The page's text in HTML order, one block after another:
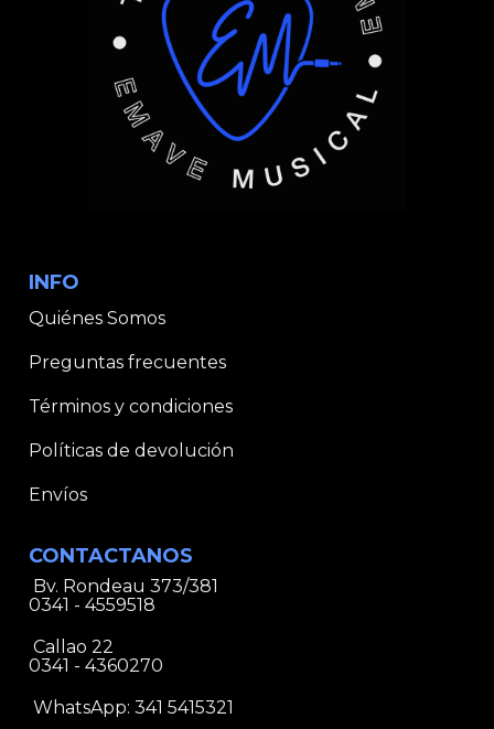
INFO
Quiénes Somos
Preguntas frecuentes
Términos y condiciones
Políticas de devolución
Envíos
CONTACTANOS
Bv. Rondeau 373/381
0341 - 4559518
Callao 22
0341 - 4360270
WhatsApp: 341 5415321